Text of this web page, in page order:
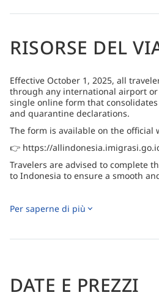
sviluppa attorno a una piscina di
biologici locali.
RISORSE DEL
Effective October 1, 2025, all
through any international airport
single online form that
and quarantine declarations.
The form is available on the official
👉 https://
Travelers are advised to complete
to Indonesia to ensure a smooth
Per saperne di più
DATE E PREZZI